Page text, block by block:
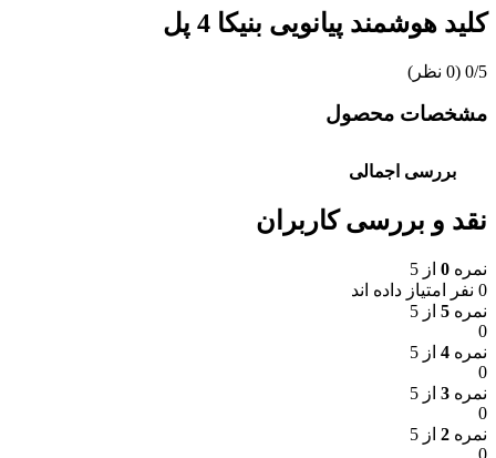
کلید هوشمند پیانویی بنیکا 4 پل
‫0/5 ‫(0 نظر)
مشخصات محصول
بررسی اجمالی
نقد و بررسی کاربران
نمره 0 از 5
0 نفر امتیاز داده اند
نمره 5 از 5
0
نمره 4 از 5
0
نمره 3 از 5
0
نمره 2 از 5
0